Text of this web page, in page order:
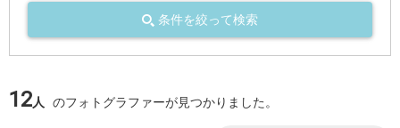
条件を絞って検索
12人 のフォトグラファーが見つかりました。